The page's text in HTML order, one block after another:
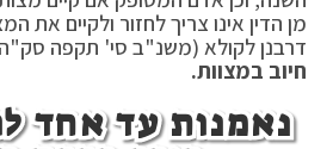
מן הדין אינו צריך לחזור ולקיים את
דרבנן לקולא (משנ"ב סי' תקפה
חיוב במצוות.
נאמנות עד אחד